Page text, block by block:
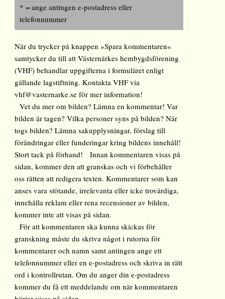
* = ange antingen e-postadress eller
telefonnummer
När du trycker på knappen »Spara kommentaren«
samtycker du till att Västernärkes hembygdsförening
(VHF) behandlar uppgifterna i formuläret enligt
gällande lagstiftning. Kontakta VHF via
vhf@vasternarke.se för mer information!
Vet du mer om bilden? Lämna en kommentar! Var
bilden är tagen? Vilka personer syns på bilden? När
togs bilden? Lämna sakupplysningar, förslag till
förändringar eller funderingar kring bildens innehåll!
Stort tack på förhand! Innan kommentaren visas på
sidan, kommer den att granskas och vi förbehåller
oss rätten att redigera texten. Kommentarer som kan
anses vara stötande, irrelevanta eller icke trovärdiga,
innehålla reklam eller rena recensioner av bilden,
kommer inte att visas på sidan.
För att kommentaren ska kunna skickas för
granskning måste du skriva något i rutorna för
kommentarer och namn samt antingen ange ett
telefonnummer eller en e-postadress och skriva in rätt
ord i kontrollrutan. Om du anger din e-postadress
kommer du få ett meddelande om när kommentaren